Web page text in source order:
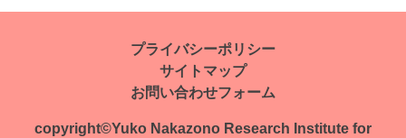
稿
ゲ
プライバシーポリシー
サイトマップ
お問い合わせフォーム
copyright©Yuko Nakazono Research Institute for